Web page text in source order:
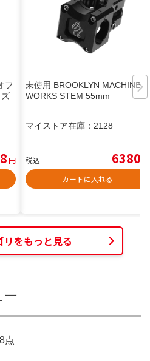
フ
円
未使用 BROOKLYN MACHINE
WORKS STEM 55mm
マイストア在庫： 2128
税込 6380
カートに入れる
リをもっと見る
点